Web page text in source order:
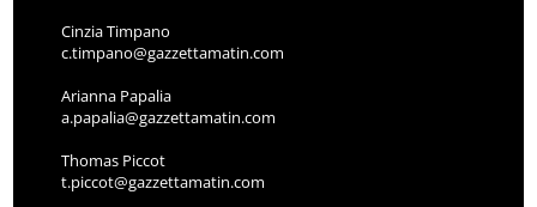
Cinzia Timpano
c.timpano@gazzettamatin.com
Arianna Papalia
a.papalia@gazzettamatin.com
Thomas Piccot
t.piccot@gazzettamatin.com